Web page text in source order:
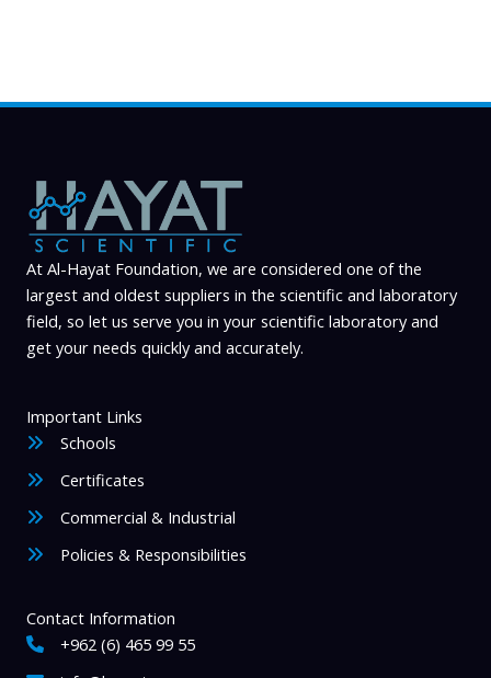
At Al-Hayat Foundation, we are considered one of the
largest and oldest suppliers in the scientific and laboratory
field, so let us serve you in your scientific laboratory and
get your needs quickly and accurately.
Important Links
Schools
Certificates
Commercial & Industrial
Policies & Responsibilities
Contact Information
+962 (6) 465 99 55